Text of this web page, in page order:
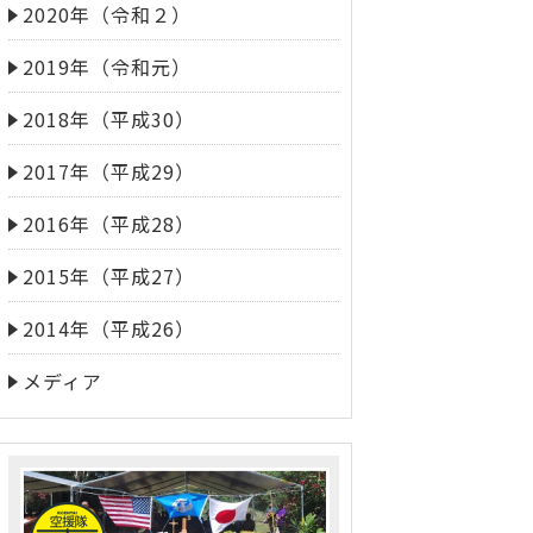
2020年（令和２）
2019年（令和元）
2018年（平成30）
2017年（平成29）
2016年（平成28）
2015年（平成27）
2014年（平成26）
メディア